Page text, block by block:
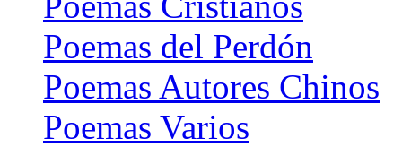
Poemas del Perdón
Poemas Autores Chinos
Poemas Varios